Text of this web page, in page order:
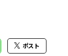
ポスト